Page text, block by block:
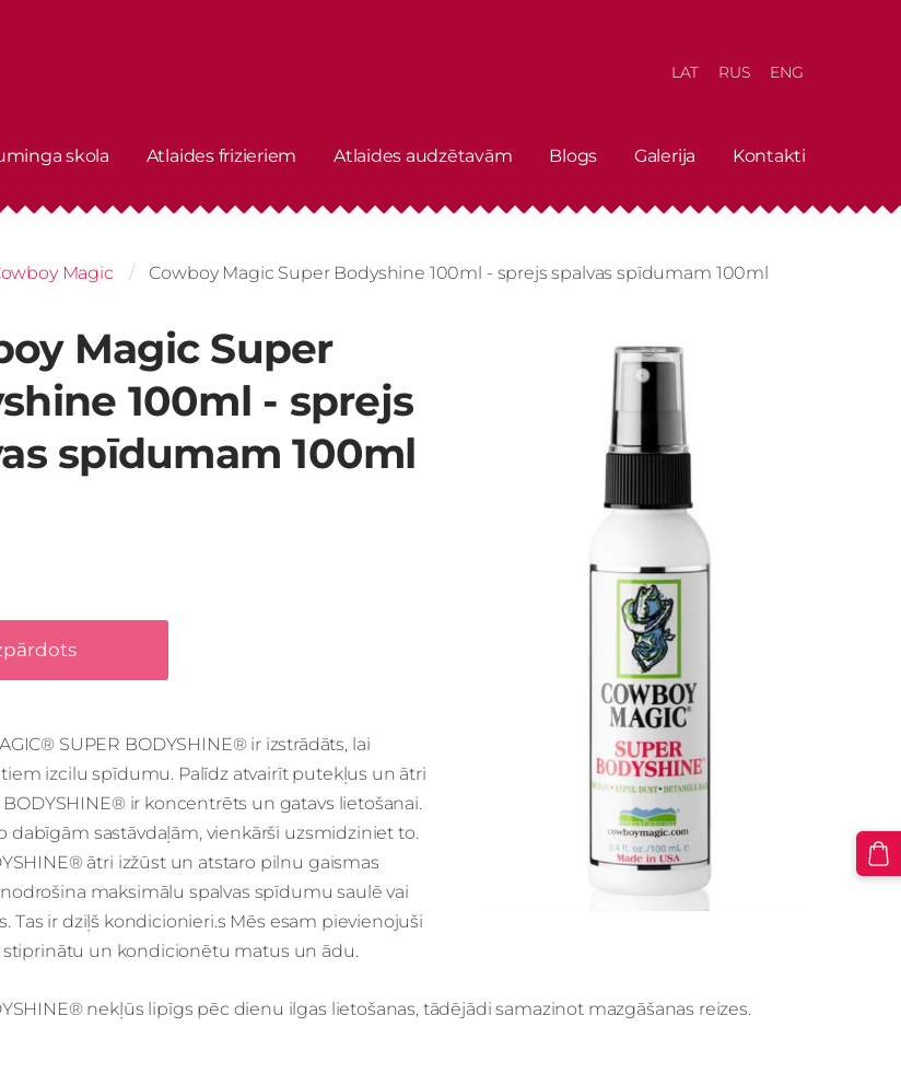
skola Atlaides frizieriem Atlaides audzētavām Blogs Galerija Kontakti
LAT RUS ENG
Magic Cowboy Magic Super Bodyshine 100ml - sprejs spalvas spīdumam 100ml
Magic Super
100ml - sprejs
spīdumam 100ml
SUPER BODYSHINE® ir izstrādāts, lai
izcilu spīdumu. Palīdz atvairīt putekļus un ātri
BODYSHINE® ir koncentrēts un gatavs lietošanai.
dabīgām sastāvdaļām, vienkārši uzsmidziniet to.
ātri izžūst un atstaro pilnu gaismas
maksimālu spalvas spīdumu saulē vai
Tas ir dziļš kondicionieri.s Mēs esam pievienojuši
stiprinātu un kondicionētu matus un ādu.
nekļūs lipīgs pēc dienu ilgas lietošanas, tādējādi samazinot mazgāšanas reizes.